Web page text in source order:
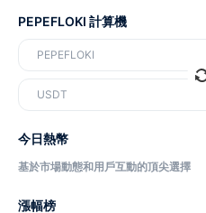
PEPEFLOKI 計算機
PEPEFLOKI
USDT
今日熱幣
基於市場動態和用戶互動的頂尖選擇
漲幅榜